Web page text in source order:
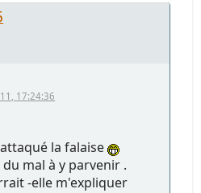
17:24:36
attaqué la falaise
mal à y parvenir .
-elle m'expliquer